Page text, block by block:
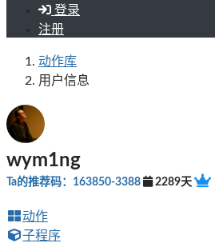
登录
注册
动作库
用户信息
wym1ng
Ta的推荐码：163850-3388 2289天
动作
子程序